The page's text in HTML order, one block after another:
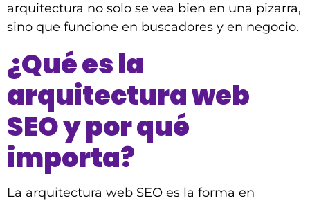
arquitectura no solo se vea bien en una pizarra,
sino que funcione en buscadores y en negocio.
¿Qué es la
arquitectura web
SEO y por qué
importa?
La arquitectura web SEO es la forma en